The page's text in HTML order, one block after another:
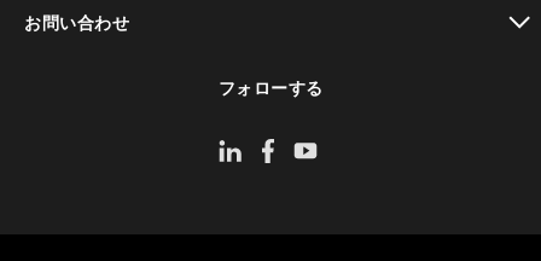
お問い合わせ
フォローする